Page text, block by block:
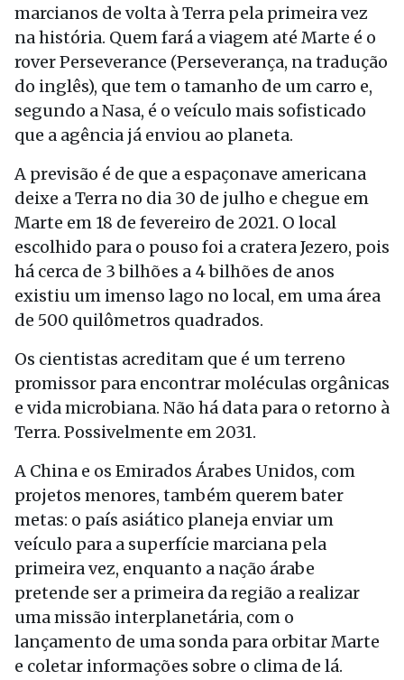
marcianos de volta à Terra pela primeira vez
na história. Quem fará a viagem até Marte é o
rover Perseverance (Perseverança, na tradução
do inglês), que tem o tamanho de um carro e,
segundo a Nasa, é o veículo mais sofisticado
que a agência já enviou ao planeta.
A previsão é de que a espaçonave americana
deixe a Terra no dia 30 de julho e chegue em
Marte em 18 de fevereiro de 2021. O local
escolhido para o pouso foi a cratera Jezero, pois
há cerca de 3 bilhões a 4 bilhões de anos
existiu um imenso lago no local, em uma área
de 500 quilômetros quadrados.
Os cientistas acreditam que é um terreno
promissor para encontrar moléculas orgânicas
e vida microbiana. Não há data para o retorno à
Terra. Possivelmente em 2031.
A China e os Emirados Árabes Unidos, com
projetos menores, também querem bater
metas: o país asiático planeja enviar um
veículo para a superfície marciana pela
primeira vez, enquanto a nação árabe
pretende ser a primeira da região a realizar
uma missão interplanetária, com o
lançamento de uma sonda para orbitar Marte
e coletar informações sobre o clima de lá.